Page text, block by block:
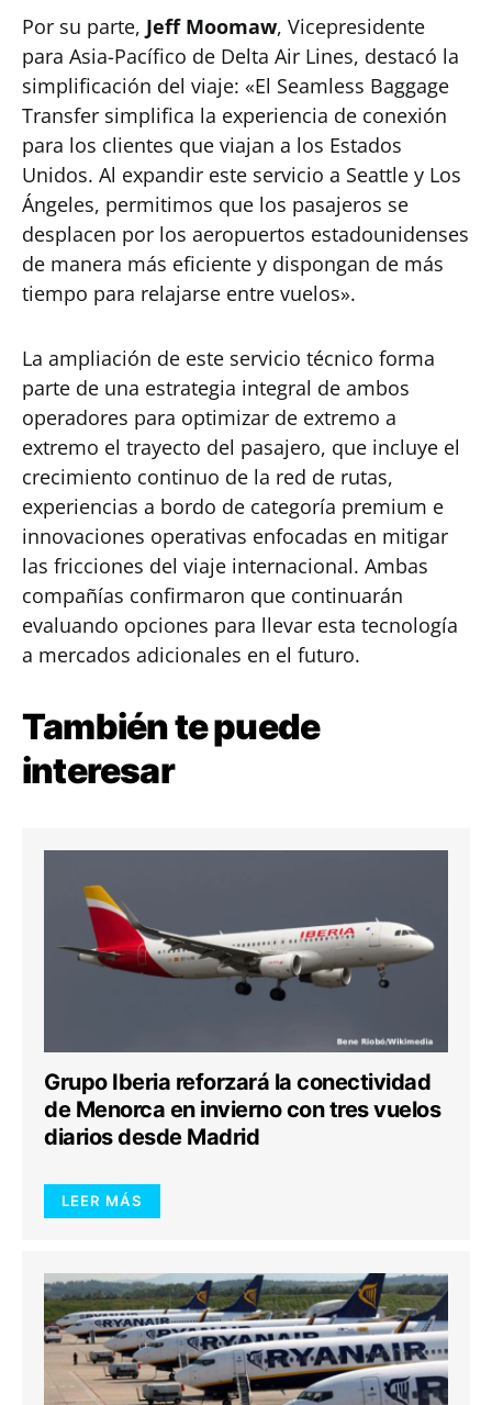
Por su parte, Jeff Moomaw, Vicepresidente
para Asia-Pacífico de Delta Air Lines, destacó la
simplificación del viaje: «El Seamless Baggage
Transfer simplifica la experiencia de conexión
para los clientes que viajan a los Estados
Unidos. Al expandir este servicio a Seattle y Los
Ángeles, permitimos que los pasajeros se
desplacen por los aeropuertos estadounidenses
de manera más eficiente y dispongan de más
tiempo para relajarse entre vuelos».
La ampliación de este servicio técnico forma
parte de una estrategia integral de ambos
operadores para optimizar de extremo a
extremo el trayecto del pasajero, que incluye el
crecimiento continuo de la red de rutas,
experiencias a bordo de categoría premium e
innovaciones operativas enfocadas en mitigar
las fricciones del viaje internacional. Ambas
compañías confirmaron que continuarán
evaluando opciones para llevar esta tecnología
a mercados adicionales en el futuro.
También te puede
interesar
Grupo Iberia reforzará la conectividad
de Menorca en invierno con tres vuelos
diarios desde Madrid
LEER MÁS